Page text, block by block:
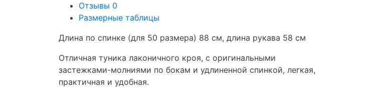
Отзывы 0
Размерные таблицы
Длина по спинке (для 50 размера) 88 см, длина рукава 58 см
Отличная туника лаконичного кроя, с оригинальными
застежками-молниями по бокам и удлиненной спинкой, легкая,
практичная и удобная.